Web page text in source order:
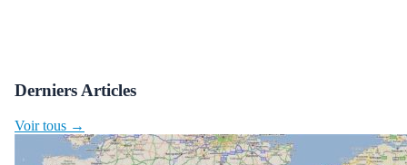
Derniers Articles
Voir tous →